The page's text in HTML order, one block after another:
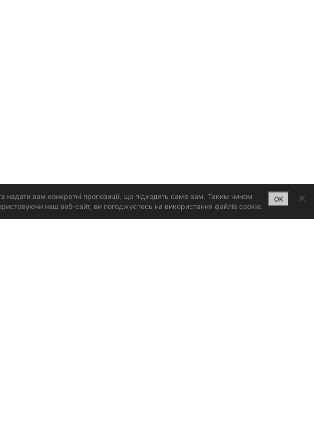
вам конкретні пропозиції, що підходять саме вам. Таким чином
наш веб-сайт, ви погоджуєтесь на використання файлів cookie.
OK